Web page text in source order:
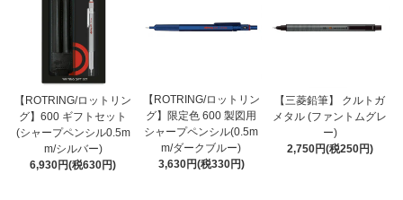
【ROTRING/ロットリン
グ】600 ギフトセット
(シャープペンシル0.5m
m/シルバー)
6,930円(税630円)
【ROTRING/ロットリン
グ】限定色 600 製図用
シャープペンシル(0.5m
m/ダークブルー)
3,630円(税330円)
【三菱鉛筆】 クルトガ
メタル (ファントムグレ
ー)
2,750円(税250円)